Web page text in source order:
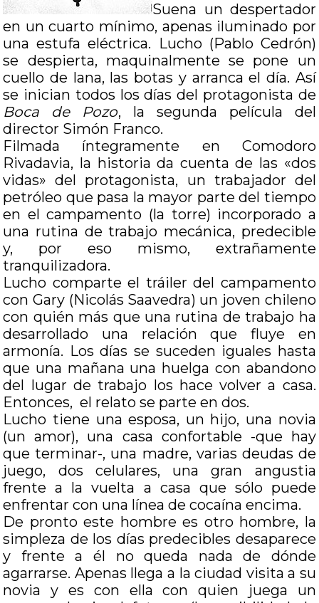
Suena un despertador
en un cuarto mínimo, apenas iluminado por
una estufa eléctrica. Lucho (Pablo Cedrón)
se despierta, maquinalmente se pone un
cuello de lana, las botas y arranca el día. Así
se inician todos los días del protagonista de
Boca de Pozo, la segunda película del
director Simón Franco.
Filmada íntegramente en Comodoro
Rivadavia, la historia da cuenta de las «dos
vidas» del protagonista, un trabajador del
petróleo que pasa la mayor parte del tiempo
en el campamento (la torre) incorporado a
una rutina de trabajo mecánica, predecible
y, por eso mismo, extrañamente
tranquilizadora.
Lucho comparte el tráiler del campamento
con Gary (Nicolás Saavedra) un joven chileno
con quién más que una rutina de trabajo ha
desarrollado una relación que fluye en
armonía. Los días se suceden iguales hasta
que una mañana una huelga con abandono
del lugar de trabajo los hace volver a casa.
Entonces, el relato se parte en dos.
Lucho tiene una esposa, un hijo, una novia
(un amor), una casa confortable -que hay
que terminar-, una madre, varias deudas de
juego, dos celulares, una gran angustia
frente a la vuelta a casa que sólo puede
enfrentar con una línea de cocaína encima.
De pronto este hombre es otro hombre, la
simpleza de los días predecibles desaparece
y frente a él no queda nada de dónde
agarrarse. Apenas llega a la ciudad visita a su
novia y es con ella con quien juega un